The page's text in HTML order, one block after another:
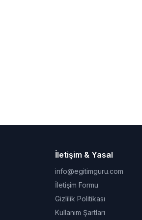
İletişim & Yasal
info@egitimguru.com
İletişim Formu
Gizlilik Politikası
Kullanım Şartları